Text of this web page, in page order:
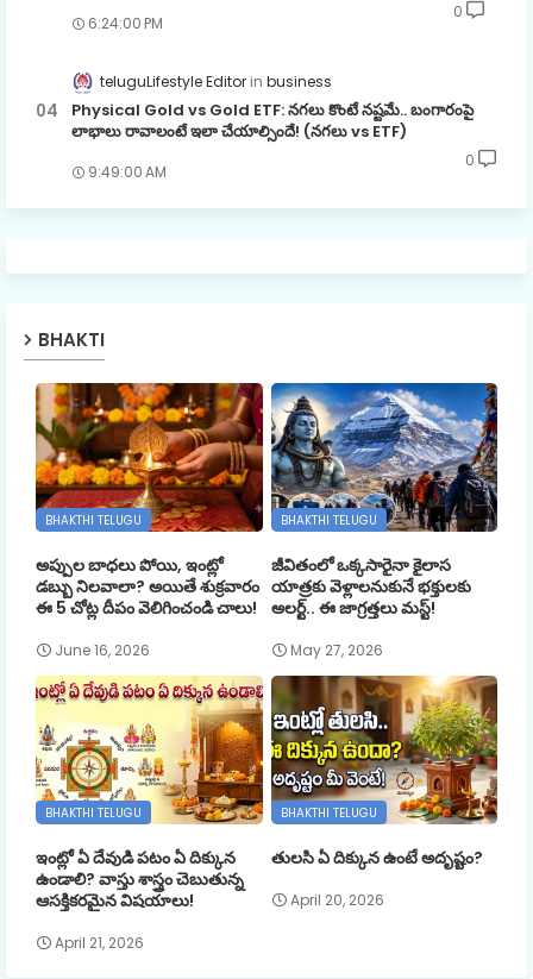
6:24:00 PM
0
teluguLifestyle Editor business
Physical Gold vs Gold ETF: నగలు కొంటే నష్టమే.. బంగారంపై
లాభాలు రావాలంటే ఇలా చేయాల్సిందే! (నగలు vs ETF)
9:49:00 AM
0
BHAKTI
BHAKTHI TELUGU
అప్పుల బాధలు పోయి, ఇంట్లో
డబ్బు నిలవాలా? అయితే శుక్రవారం
ఈ 5 చోట్ల దీపం వెలిగించండి చాలు!
June 16, 2026
BHAKTHI TELUGU
జీవితంలో ఒక్కసారైనా కైలాస
యాత్రకు వెళ్లాలనుకునే భక్తులకు
అలర్ట్.. ఈ జాగ్రత్తలు మస్ట్!
May 27, 2026
BHAKTHI TELUGU
ఇంట్లో ఏ దేవుడి పటం ఏ దిక్కున
ఉండాలి? వాస్తు శాస్త్రం చెబుతున్న
ఆసక్తికరమైన విషయాలు!
April 21, 2026
BHAKTHI TELUGU
తులసి ఏ దిక్కున ఉంటే అదృష్టం?
April 20, 2026